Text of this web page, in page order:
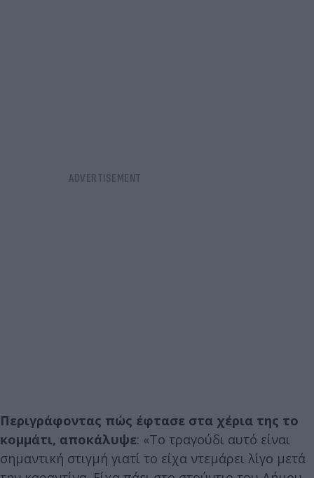
Περιγράφοντας πώς έφτασε στα χέρια της το
κομμάτι, αποκάλυψε: «Το τραγούδι αυτό είναι
σημαντική στιγμή γιατί το είχα ντεμάρει λίγο μετά